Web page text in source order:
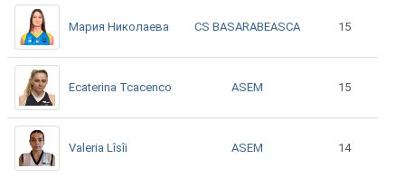
Мария Николаева CS BASARABEASCA 15
Ecaterina Tcacenco ASEM 15
Valeria Lîsîi ASEM 14